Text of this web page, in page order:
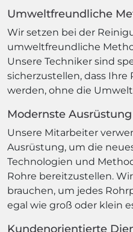
Umweltfreundliche
Wir setzen bei der
umweltfreundliche
Unsere Techniker sind
sicherzustellen, dass
werden, ohne die
Modernste Ausrüstung
Unsere Mitarbeiter
Ausrüstung, um die
Technologien und
Rohre bereitzustellen.
brauchen, um jedes
egal wie groß oder klein
Kundenorientierte